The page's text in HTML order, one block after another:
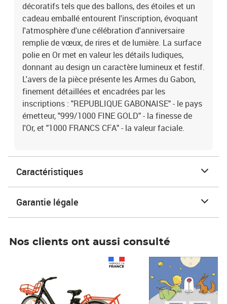
décoratifs tels que des ballons, des étoiles et un
cadeau emballé entourent l'inscription, évoquant
l'atmosphère d'une célébration d'anniversaire
remplie de vœux, de rires et de lumière. La surface
polie en Or met en valeur les détails ludiques,
donnant au design un caractère lumineux et festif.
L'avers de la pièce présente les Armes du Gabon,
finement détaillées et encadrées par les
inscriptions : "REPUBLIQUE GABONAISE" - le pays
émetteur, "999/1000 FINE GOLD" - la finesse de
l'Or, et "1000 FRANCS CFA" - la valeur faciale.
Caractéristiques
Garantie légale
Nos clients ont aussi consulté
Prix 7,50€